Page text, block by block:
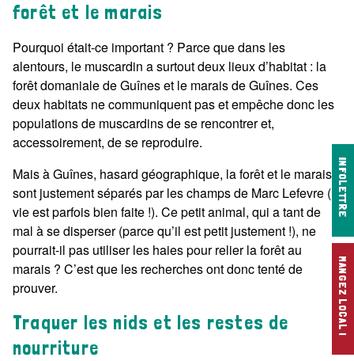
INFOLETTRE
MANGEZ LOCAL !
forêt et le marais
Pourquoi était-ce important ? Parce que dans les
alentours, le muscardin a surtout deux lieux d’habitat : la
forêt domaniale de Guînes et le marais de Guînes. Ces
deux habitats ne communiquent pas et empêche donc les
populations de muscardins de se rencontrer et,
accessoirement, de se reproduire.
Mais à Guînes, hasard géographique, la forêt et le marais
sont justement séparés par les champs de Marc Lefevre (la
vie est parfois bien faite !). Ce petit animal, qui a tant de
mal à se disperser (parce qu’il est petit justement !), ne
pourrait-il pas utiliser les haies pour relier la forêt au
marais ? C’est que les recherches ont donc tenté de
prouver.
Traquer les nids et les restes de
nourriture